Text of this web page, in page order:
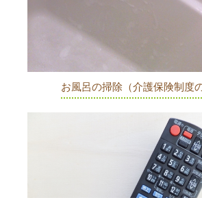
お風呂の掃除（介護保険制度